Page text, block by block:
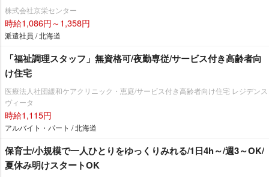
株式会社京栄センター
時給1,086円～1,358円
派遣社員 / 北海道
「福祉調理スタッフ」無資格可/夜勤専従/サービス付き高齢者向
け住宅
医療法人社団緩和ケアクリニック・恵庭/サービス付き高齢者向け住宅 レジデンス
ヴィータ
時給1,115円
アルバイト・パート / 北海道
保育士/小規模で一人ひとりをゆっくりみれる/1日4h～/週3～OK/
夏休み明けスタートOK